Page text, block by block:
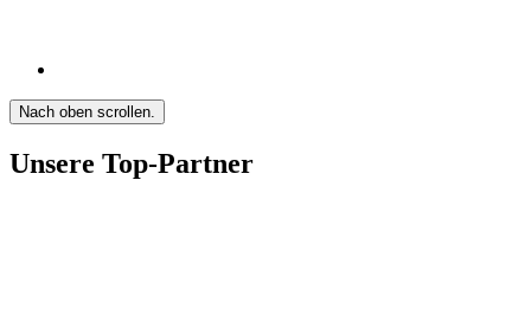
Nach oben scrollen.
Unsere Top-Partner